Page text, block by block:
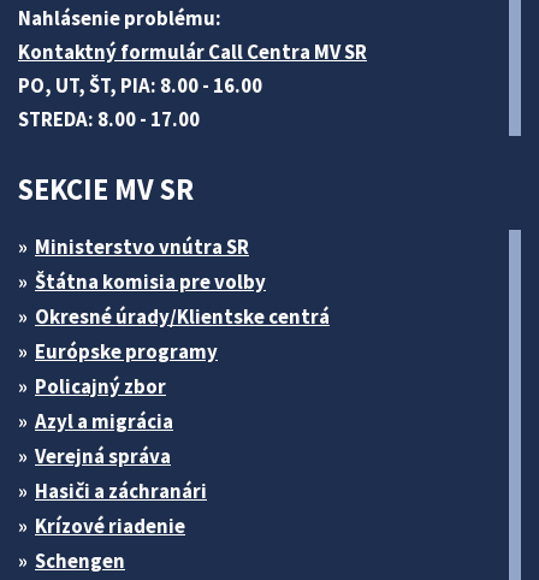
Nahlásenie problému:
Kontaktný formulár Call Centra MV SR
PO, UT, ŠT, PIA: 8.00 - 16.00
STREDA: 8.00 - 17.00
SEKCIE MV SR
Ministerstvo vnútra SR
Štátna komisia pre volby
Okresné úrady/Klientske centrá
Európske programy
Policajný zbor
Azyl a migrácia
Verejná správa
Hasiči a záchranári
Krízové riadenie
Schengen